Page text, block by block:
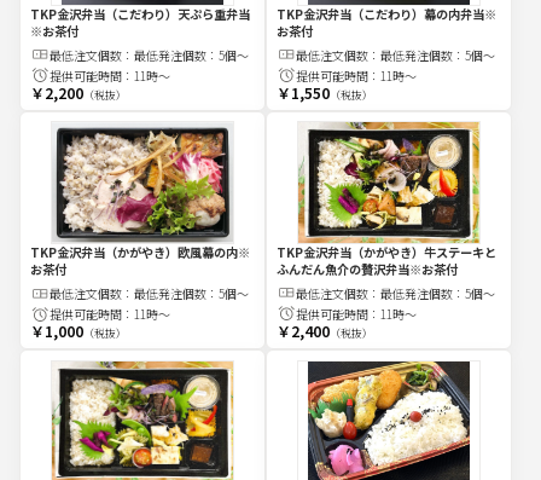
TKP金沢弁当（こだわり）天ぷら重弁当
※お茶付
最低注文個数： 最低発注個数：5個〜
提供可能時間： 11時～
￥2,200（税抜）
TKP金沢弁当（こだわり）幕の内弁当※
お茶付
最低注文個数： 最低発注個数：5個〜
提供可能時間： 11時～
￥1,550（税抜）
TKP金沢弁当（かがやき）欧風幕の内※
お茶付
最低注文個数： 最低発注個数：5個〜
提供可能時間： 11時～
￥1,000（税抜）
TKP金沢弁当（かがやき）牛ステーキと
ふんだん魚介の贅沢弁当※お茶付
最低注文個数： 最低発注個数：5個〜
提供可能時間： 11時～
￥2,400（税抜）